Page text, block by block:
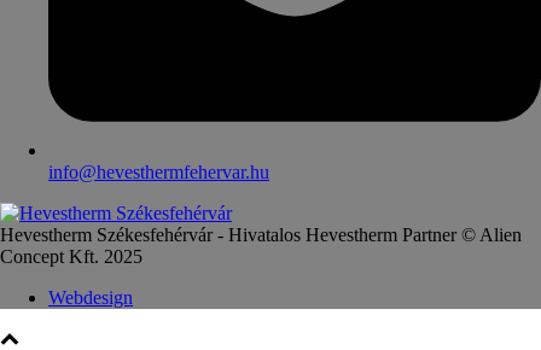
info@hevesthermfehervar.hu
Hevestherm Székesfehérvár - Hivatalos Hevestherm Partner © Alien
Concept Kft. 2025
Webdesign